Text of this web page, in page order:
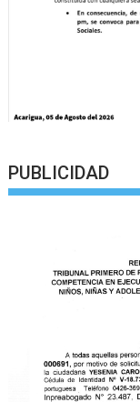
PUBLICIDAD